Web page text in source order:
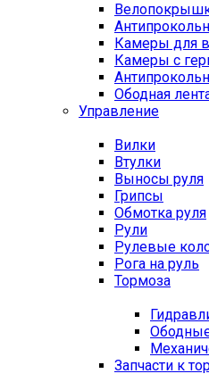
Камеры для
Камеры с
Ободная
Управление
Вилки
Втулки
Выносы руля
Грипсы
Обмотка руля
Рули
Рулевые
Рога на руль
Тормоза
Запчасти к